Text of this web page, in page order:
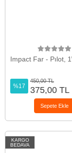
Impact Far - Pılot,
%17
450,00 TL
375,00 TL
Sepete Ekle
KARGO
BEDAVA